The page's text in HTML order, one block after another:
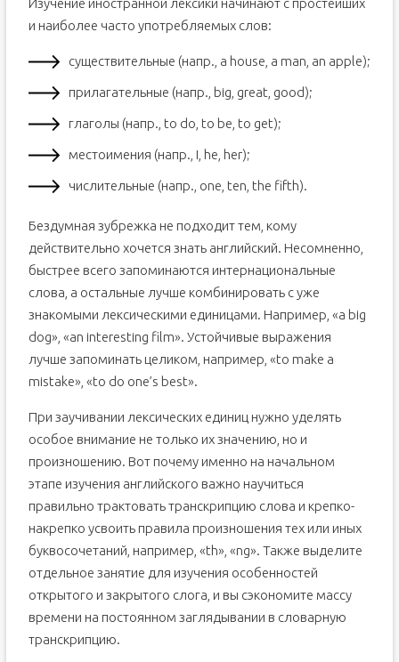
Изучение иностранной лексики начинают с простейших
и наиболее часто употребляемых слов:
существительные (напр., a house, a man, an apple);
прилагательные (напр., big, great, good);
глаголы (напр., to do, to be, to get);
местоимения (напр., I, he, her);
числительные (напр., one, ten, the fifth).
Бездумная зубрежка не подходит тем, кому
действительно хочется знать английский. Несомненно,
быстрее всего запоминаются интернациональные
слова, а остальные лучше комбинировать с уже
знакомыми лексическими единицами. Например, «a big
dog», «an interesting film». Устойчивые выражения
лучше запоминать целиком, например, «to make a
mistake», «to do one’s best».
При заучивании лексических единиц нужно уделять
особое внимание не только их значению, но и
произношению. Вот почему именно на начальном
этапе изучения английского важно научиться
правильно трактовать транскрипцию слова и крепко-
накрепко усвоить правила произношения тех или иных
буквосочетаний, например, «th», «ng». Также выделите
отдельное занятие для изучения особенностей
открытого и закрытого слога, и вы сэкономите массу
времени на постоянном заглядывании в словарную
транскрипцию.